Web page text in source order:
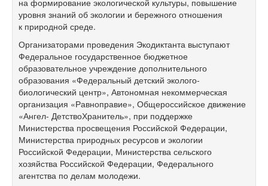
уровня знаний об экологии и бережного отношения
к природной среде.
Организаторами проведения Экодиктанта выступают
Федеральное государственное бюджетное
образовательное учреждение дополнительного
образования «Федеральный детский эколого-
биологический центр», Автономная некоммерческая
организация «Равноправие», Общероссийское движение
«Ангел- ДетствоХранитель», при поддержке
Министерства просвещения Российской Федерации,
Министерства природных ресурсов и экологии
Российской Федерации, Министерства сельского
хозяйства Российской Федерации, Федерального
агентства по делам молодежи.